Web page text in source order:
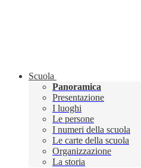
Scuola
Panoramica
Presentazione
I luoghi
Le persone
I numeri della scuola
Le carte della scuola
Organizzazione
La storia